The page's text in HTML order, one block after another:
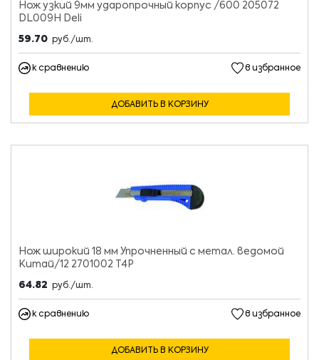
Нож узкий 9мм ударопрочный корпус /600 205072
DL009H Deli
59.70 руб./шт.
к сравнению в избранное
ДОБАВИТЬ В КОРЗИНУ
Нож широкий 18 мм Упрочненный с метал. ведомой
Китай/12 2701002 Т4Р
64.82 руб./шт.
к сравнению в избранное
ДОБАВИТЬ В КОРЗИНУ